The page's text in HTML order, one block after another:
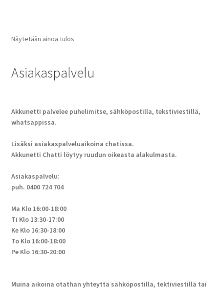
Näytetään ainoa tulos
Asiakaspalvelu
Akkunetti palvelee puhelimitse, sähköpostilla, tekstiviestillä,
whatsappissa.
Lisäksi asiakaspalveluaikoina chatissa.
Akkunetti Chatti löytyy ruudun oikeasta alakulmasta.
Asiakaspalvelu:
puh. 0400 724 704
Ma Klo 16:00-18:00
Ti Klo 13:30-17:00
Ke Klo 16:30-18:00
To Klo 16:00-18:00
Pe Klo 16:30-20:00
Muina aikoina otathan yhteyttä sähköpostilla, tektiviestillä tai